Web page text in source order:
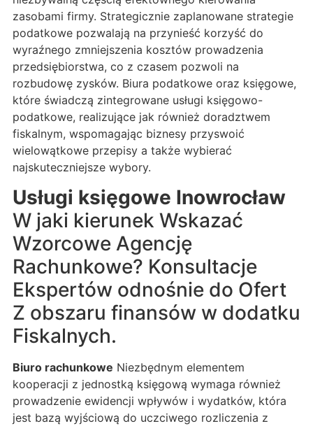
zasobami firmy. Strategicznie zaplanowane strategie
podatkowe pozwalają na przynieść korzyść do
wyraźnego zmniejszenia kosztów prowadzenia
przedsiębiorstwa, co z czasem pozwoli na
rozbudowę zysków. Biura podatkowe oraz księgowe,
które świadczą zintegrowane usługi księgowo-
podatkowe, realizujące jak również doradztwem
fiskalnym, wspomagając biznesy przyswoić
wielowątkowe przepisy a także wybierać
najskuteczniejsze wybory.
Usługi księgowe Inowrocław
W jaki kierunek Wskazać
Wzorcowe Agencję
Rachunkowe? Konsultacje
Ekspertów odnośnie do Ofert
Z obszaru finansów w dodatku
Fiskalnych.
Biuro rachunkowe Niezbędnym elementem
kooperacji z jednostką księgową wymaga również
prowadzenie ewidencji wpływów i wydatków, która
jest bazą wyjściową do uczciwego rozliczenia z